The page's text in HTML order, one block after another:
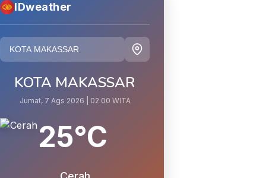
IDweather
KOTA MAKASSAR
Jumat, 7 Ags 2026 | 02.00 WITA
25°C